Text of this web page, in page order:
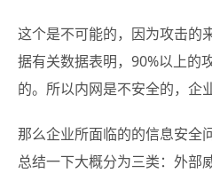
这个是不可能的，因为攻击的
据有关数据表明，90%以上的
的。所以内网是不安全的，企
那么企业所面临的的信息安全
总结一下大概分为三类：外部